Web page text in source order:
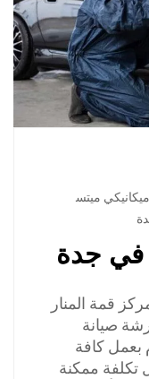
ميكانيكي ميتس
في جدة
قمة المنار
صيانة
كافة
تكلفة ممكنة